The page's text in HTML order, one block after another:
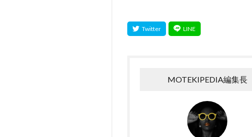
MOTEKIPEDIA編集長